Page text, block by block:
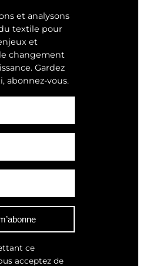
et analysons
textile pour
et
changement
Gardez
abonnez-vous.
ce
acceptez de